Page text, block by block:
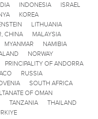
INDONESIA
ISRAEL
KOREA
LITHUANIA
CHINA
MALAYSIA
MYANMAR
NAMIBIA
NORWAY
PRINCIPALITY OF ANDORRA
RUSSIA
SOUTH AFRICA
OF OMAN
TANZANIA
THAILAND